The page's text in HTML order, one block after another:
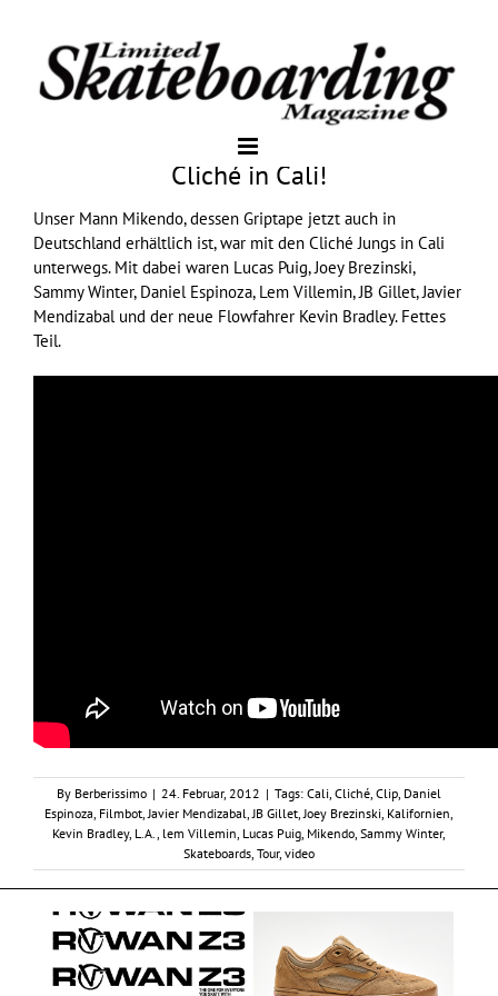
Cliché in Cali!
Unser Mann Mikendo, dessen Griptape jetzt auch in
Deutschland erhältlich ist, war mit den Cliché Jungs in Cali
unterwegs. Mit dabei waren Lucas Puig, Joey Brezinski,
Sammy Winter, Daniel Espinoza, Lem Villemin, JB Gillet, Javier
Mendizabal und der neue Flowfahrer Kevin Bradley. Fettes
Teil.
By Berberissimo | 24. Februar, 2012 | Tags: Cali Cliché Clip Daniel
Espinoza Filmbot Javier Mendizabal JB Gillet Joey Brezinski Kalifornien
Kevin Bradley, L.A. lem Villemin Lucas Puig Mikendo Sammy Winter,
Skateboards Tour, video